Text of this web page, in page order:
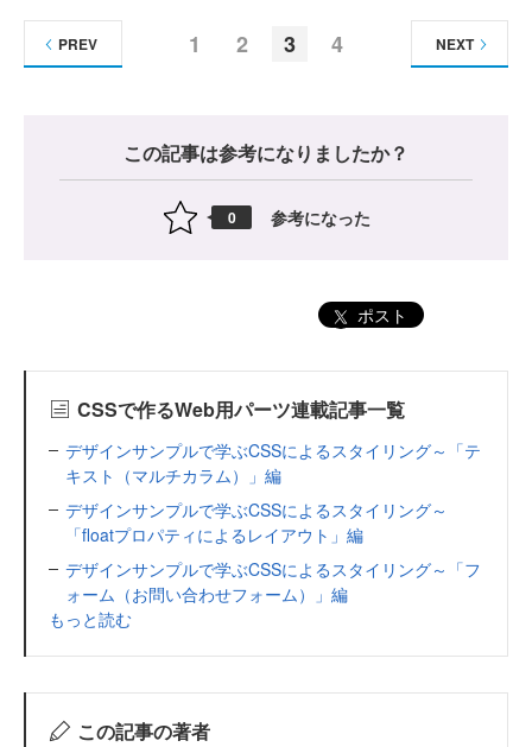
1 2 3 4
PREV NEXT
この記事は参考になりましたか？
0 参考になった
ポスト
CSSで作るWeb用パーツ連載記事一覧
デザインサンプルで学ぶCSSによるスタイリング～「テ
キスト（マルチカラム）」編
デザインサンプルで学ぶCSSによるスタイリング～
「floatプロパティによるレイアウト」編
デザインサンプルで学ぶCSSによるスタイリング～「フ
ォーム（お問い合わせフォーム）」編
もっと読む
この記事の著者